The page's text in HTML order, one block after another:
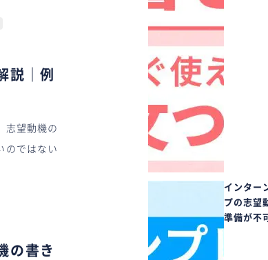
説｜例
志望動機の
のではない
の書き
インター
プの志望
準備が不